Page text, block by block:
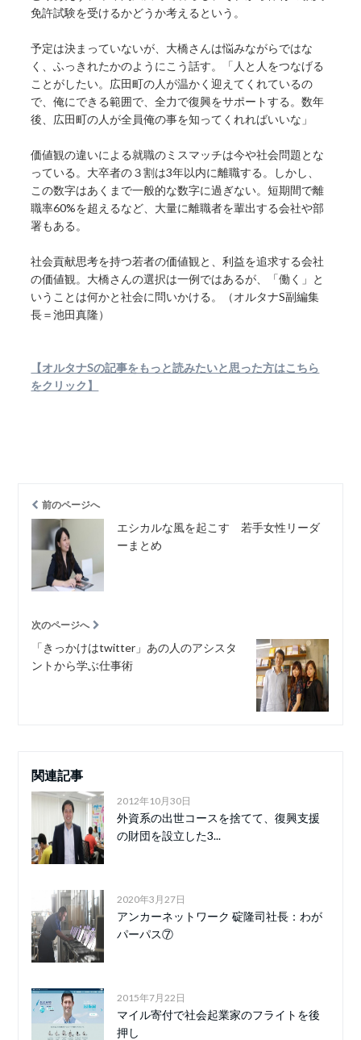
免許試験を受けるかどうか考えるという。
予定は決まっていないが、大橋さんは悩みながらではな
く、ふっきれたかのようにこう話す。「人と人をつなげる
ことがしたい。広田町の人が温かく迎えてくれているの
で、俺にできる範囲で、全力で復興をサポートする。数年
後、広田町の人が全員俺の事を知ってくれればいいな」
価値観の違いによる就職のミスマッチは今や社会問題とな
っている。大卒者の３割は3年以内に離職する。しかし、
この数字はあくまで一般的な数字に過ぎない。短期間で離
職率60%を超えるなど、大量に離職者を輩出する会社や部
署もある。
社会貢献思考を持つ若者の価値観と、利益を追求する会社
の価値観。大橋さんの選択は一例ではあるが、「働く」と
いうことは何かと社会に問いかける。（オルタナS副編集
長＝池田真隆）
【オルタナSの記事をもっと読みたいと思った方はこちら
をクリック】
前のページへ
エシカルな風を起こす 若手女性リーダ
ーまとめ
次のページへ
「きっかけはtwitter」あの人のアシスタ
ントから学ぶ仕事術
関連記事
2012年10月30日
外資系の出世コースを捨てて、復興支援
の財団を設立した3...
2020年3月27日
アンカーネットワーク 碇隆司社長：わが
パーパス⑦
2015年7月22日
マイル寄付で社会起業家のフライトを後
押し